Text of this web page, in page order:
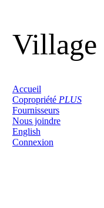
Village
Accueil
Copropriété PLUS
Fournisseurs
Nous joindre
English
Connexion